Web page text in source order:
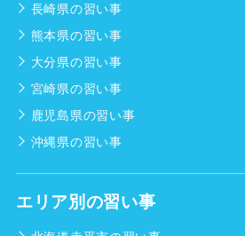
長崎県の習い事
熊本県の習い事
大分県の習い事
宮崎県の習い事
鹿児島県の習い事
沖縄県の習い事
エリア別の習い事